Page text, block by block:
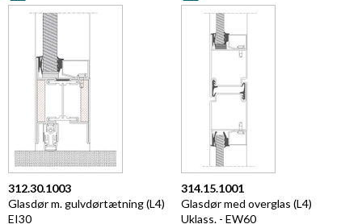
312.30.1003
Glasdør m. gulvdørtætning (L4)
EI30
314.15.1001
Glasdør med overglas (L4)
Uklass. - EW60